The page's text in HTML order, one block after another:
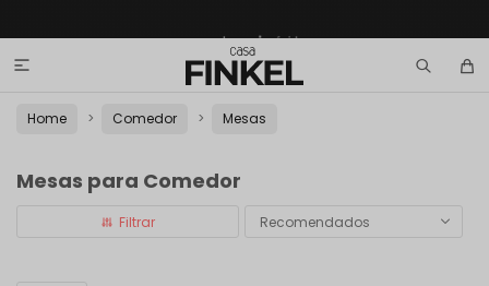

Home Comedor Mesas
Mesas para Comedor
Recomendados